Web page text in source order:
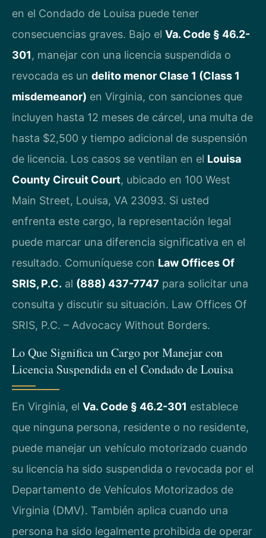
en el Condado de Louisa puede tener
consecuencias graves. Bajo el Va. Code § 46.2-
301, manejar con una licencia suspendida o
revocada es un delito menor Clase 1 (Class 1
misdemeanor) en Virginia, con sanciones que
incluyen hasta 12 meses de cárcel, una multa de
hasta $2,500 y tiempo adicional de suspensión
de licencia. Los casos se ventilan en el Louisa
County Circuit Court, ubicado en 100 West
Main Street, Louisa, VA 23093. Si usted
enfrenta este cargo, la representación legal
puede marcar una diferencia significativa en el
resultado. Comuníquese con Law Offices Of
SRIS, P.C. al (888) 437-7747 para solicitar una
consulta y discutir su situación. Law Offices Of
SRIS, P.C. – Advocacy Without Borders.
Lo Que Significa un Cargo por Manejar con
Licencia Suspendida en el Condado de Louisa
En Virginia, el Va. Code § 46.2-301 establece
que ninguna persona, residente o no residente,
puede manejar un vehículo motorizado cuando
su licencia ha sido suspendida o revocada por el
Departamento de Vehículos Motorizados de
Virginia (DMV). También aplica cuando una
persona ha sido legalmente prohibida de operar